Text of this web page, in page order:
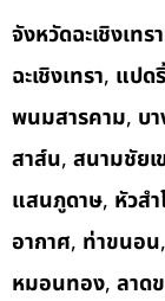
จังหวัดฉะเชิงเทร
ฉะเชิงเทรา, แปด
พนมสารคาม, บ
สาส์น, สนามชัยเ
แสนภูดาษ, หัวสำ
อากาศ, ท่าขนอน,
หมอนทอง, ลาด